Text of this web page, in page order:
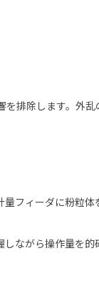
排除します。外乱
フィーダに粉粒体
ながら操作量を的